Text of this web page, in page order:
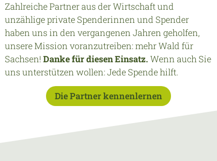
Zahlreiche Partner aus der Wirtschaft und
unzählige private Spenderinnen und Spender
haben uns in den vergangenen Jahren geholfen,
unsere Mission voranzutreiben: mehr Wald für
Sachsen! Danke für diesen Einsatz. Wenn auch Sie
uns unterstützen wollen:Jede Spende hilft.
Die Partner kennenlernen